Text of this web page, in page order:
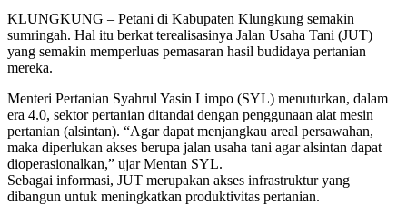
KLUNGKUNG – Petani di Kabupaten Klungkung semakin
sumringah. Hal itu berkat terealisasinya Jalan Usaha Tani (JUT)
yang semakin memperluas pemasaran hasil budidaya pertanian
mereka.
Menteri Pertanian Syahrul Yasin Limpo (SYL) menuturkan, dalam
era 4.0, sektor pertanian ditandai dengan penggunaan alat mesin
pertanian (alsintan). “Agar dapat menjangkau areal persawahan,
maka diperlukan akses berupa jalan usaha tani agar alsintan dapat
dioperasionalkan,” ujar Mentan SYL.
Sebagai informasi, JUT merupakan akses infrastruktur yang
dibangun untuk meningkatkan produktivitas pertanian.